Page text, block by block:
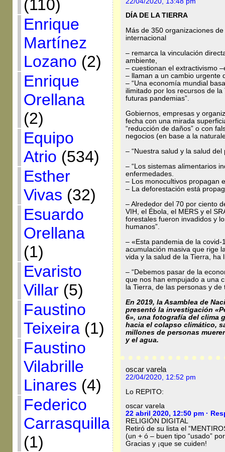
(110)
Enrique
Martínez
Lozano (2)
Enrique
Orellana
(2)
Equipo
Atrio (534)
Esther
Vivas (32)
Esuardo
Orellana
(1)
Evaristo
Villar(5)
Faustino
Teixeira(1)
Faustino
Vilabrille
Linares (4)
Federico
Carrasquilla
(1)
DÍA DE LA TIERRA
Más de 350 organizaciones
internacional
– remarca la vinculación
ambiente,
– cuestionan el extractivismo
– llaman a un cambio urgente
– “Una economía mundial
ilimitado por los recursos de
futuras pandemias”.
Gobiernos, empresas y
fecha con una mirada
“reducción de daños” o con
negocios (en base a la
– “Nuestra salud y la salud del
– “Los sistemas alimentarios
enfermedades.
– Los monocultivos propagan
– La deforestación está
– Alrededor del 70 por ciento
VIH, el Ébola, el MERS y el
forestales fueron invadidos y
humanos”.
– «Esta pandemia de la
acumulación masiva que rige
vida y la salud de la Tierra, ha
– “Debemos pasar de la
que nos han empujado a una
la Tierra, de las personas y
En 2019, la Asamblea de
presentó la investigación
6», una fotografía del clima
hacia el colapso climático,
millones de personas
y el agua.
oscar varela
22/04/2020, 12:52 pm
Lo REPITO:
oscar varela
22 abril 2020, 12:50 pm ·
RELIGIÓN DIGITAL
Retiró de su lista el
(un + ó – buen tipo “usado”
Gracias y ¡que se cuiden!